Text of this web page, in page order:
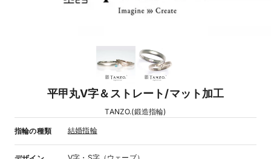
平甲丸V字＆ストレート/マット加工
TANZO.(鍛造指輪)
指輪の種類 結婚指輪